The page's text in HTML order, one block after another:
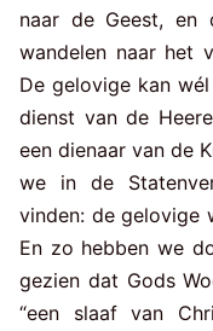
naar de Geest,
wandelen naar het
De gelovige kan
dienst van de
een dienaar van de
we in de
vinden: de gelovige
En zo hebben we
gezien dat Gods
“een slaaf van